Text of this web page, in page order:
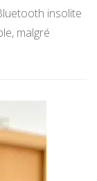
insolite
malgré